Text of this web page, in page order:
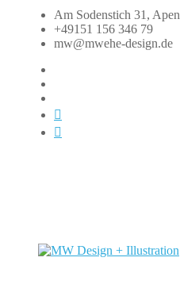
springen
Am Sodenstich 31, Apen
+49151 156 346 79
mw@mwehe-design.de